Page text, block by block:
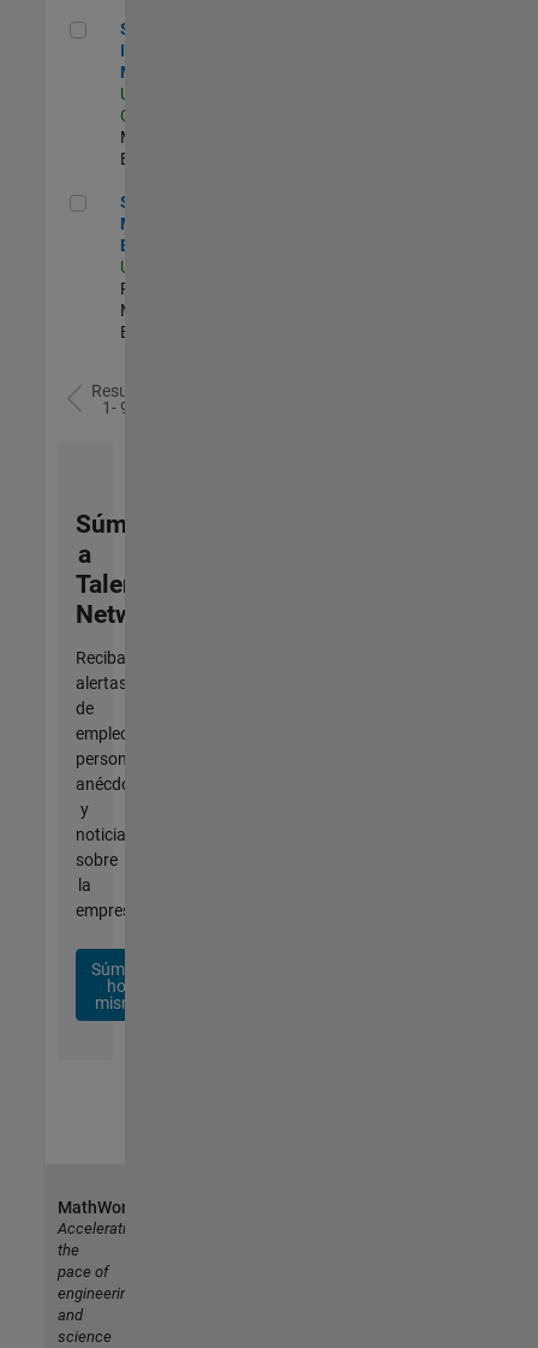
Semiconductor Industry Manager
Semiconductor
Industry
Manager
US-CA-Santa
Clara
Marketing |
Experimentado
Senior Product Marketing Engineer
Senior Product
Marketing
Engineer
US-MA-Natick
Product
Marketing |
Experimentado
Resultados
1- 9 de
Súmese
a
Talent
Network
Reciba
alertas
de
empleo
personalizadas,
anécdotas
y
noticias
sobre
la
empresa.
Súmese
hoy
mismo
MathWorks
Accelerating
the
pace of
engineering
and
science